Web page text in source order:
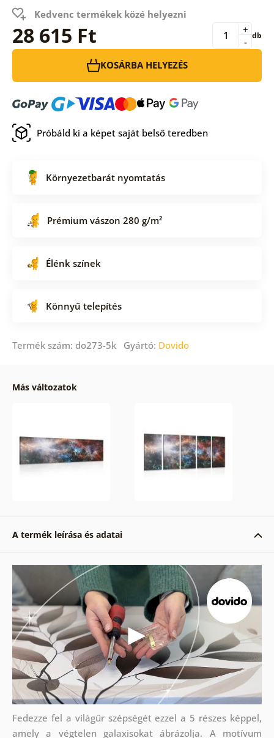
Kedvenc termékek közé helyezni
28 615 Ft -
+ db
KOSÁRBA HELYEZÉS
Próbáld ki a képet saját belső teredben
Környezetbarát nyomtatás
Prémium vászon 280 g/m²
Élénk színek
Könnyű telepítés
Termék szám: do273-5k Gyártó: Dovido
Más változatok
A termék leírása és adatai
Fedezze fel a világűr szépségét ezzel a 5 részes képpel,
amely a végtelen galaxisokat ábrázolja. A motívum